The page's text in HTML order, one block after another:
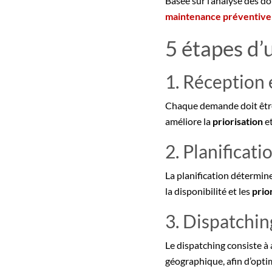
maintenance préventive
5 étapes
1.
Chaque demande doit
améliore la priorisation
2.
La planification
la disponibilité et les
3.
Le dispatching consiste
géographique, afin